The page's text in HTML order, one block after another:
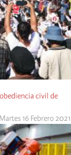
civil de
Martes 16 Febrero 2021